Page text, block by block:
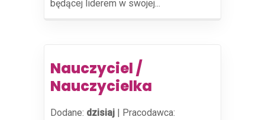
będącej liderem w swojej...
Nauczyciel /
Nauczycielka
Dodane: dzisiaj | Pracodawca: